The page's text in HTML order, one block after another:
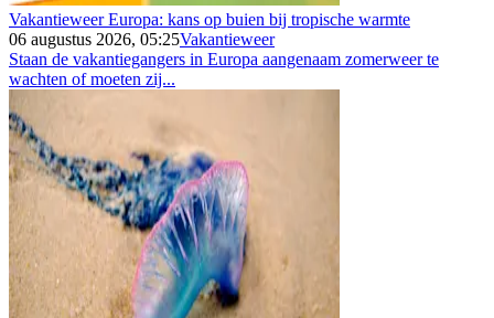
Vakantieweer Europa: kans op buien bij tropische warmte
06 augustus 2026, 05:25Vakantieweer
Staan de vakantiegangers in Europa aangenaam zomerweer te
wachten of moeten zij...